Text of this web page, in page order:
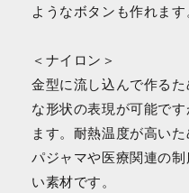
ようなボタンも作れます
＜ナイロン＞
金型に流し込んで作る
な形状の表現が可能で
ます。耐熱温度が高い
パジャマや医療関連の
い素材です。